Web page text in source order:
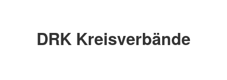
DRK Kreisverbände